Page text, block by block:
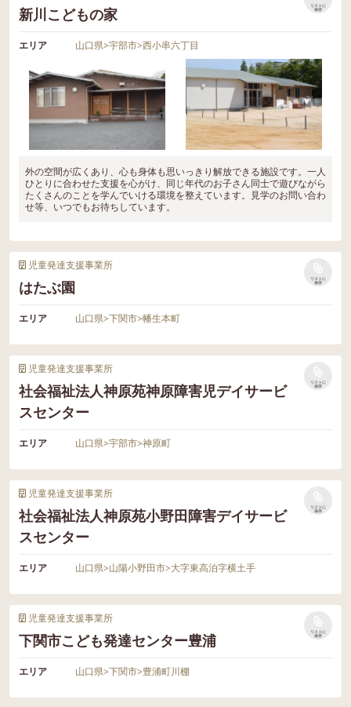
新川こどもの家
リストに
保存
エリア 山口県>宇部市>西小串六丁目
外の空間が広くあり、心も身体も思いっきり解放できる施設です。一人
ひとりに合わせた支援を心がけ、同じ年代のお子さん同士で遊びながら
たくさんのことを学んでいける環境を整えています。見学のお問い合わ
せ等、いつでもお待ちしています。
児童発達支援事業所
はたぶ園
リストに
保存
エリア 山口県>下関市>幡生本町
児童発達支援事業所
社会福祉法人神原苑神原障害児デイサービ
スセンター
リストに
保存
エリア 山口県>宇部市>神原町
児童発達支援事業所
社会福祉法人神原苑小野田障害デイサービ
スセンター
リストに
保存
エリア 山口県>山陽小野田市>大字東高泊字横土手
児童発達支援事業所
下関市こども発達センター豊浦
リストに
保存
エリア 山口県>下関市>豊浦町川棚